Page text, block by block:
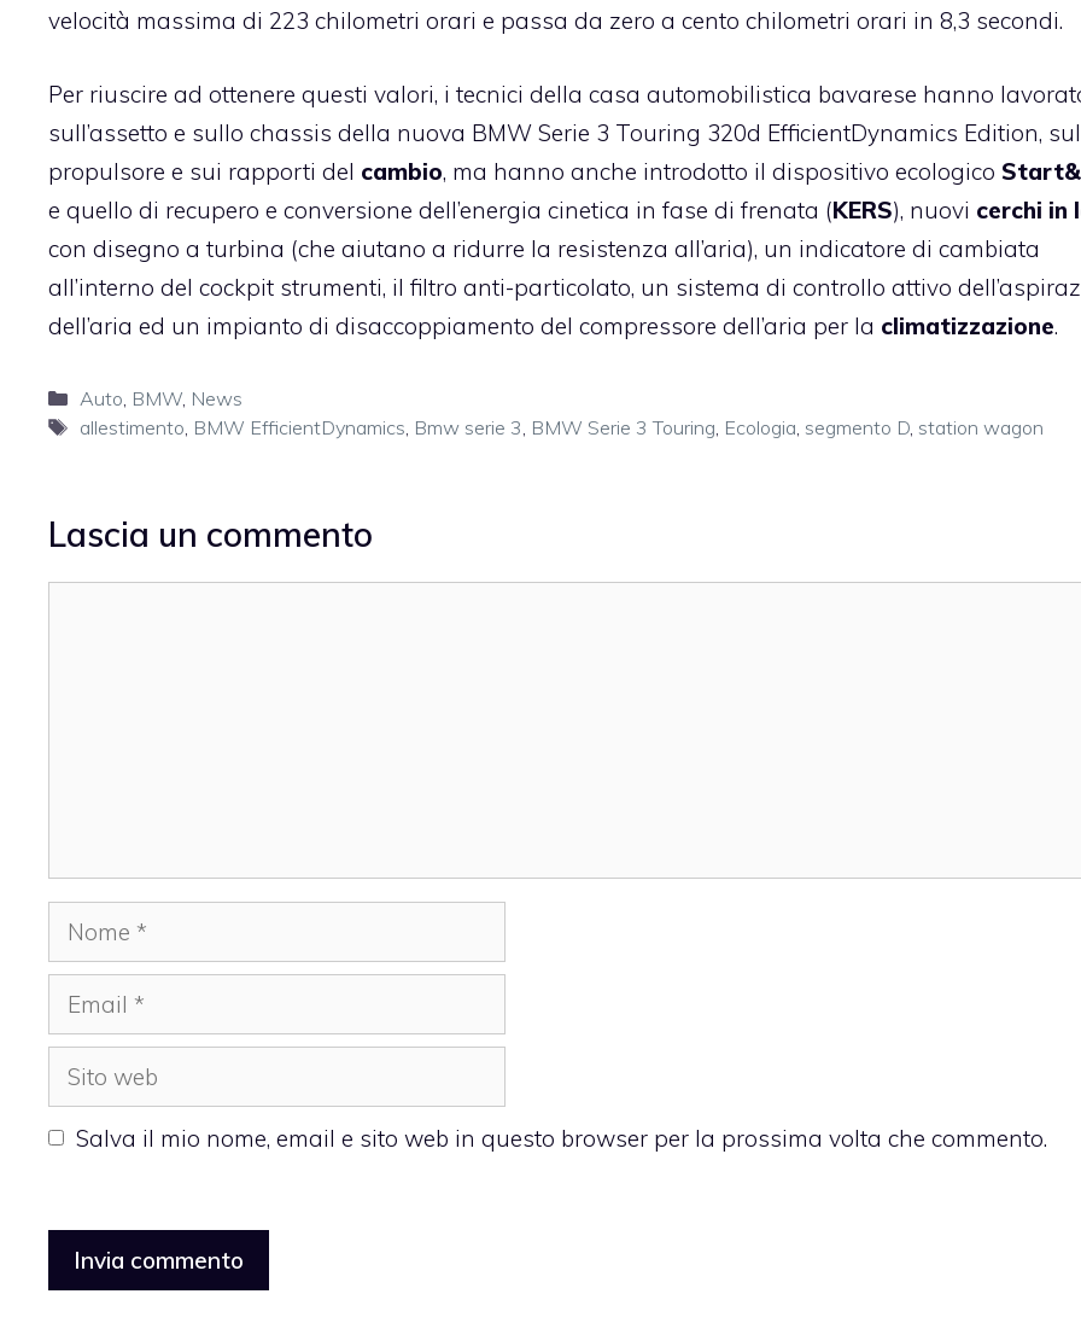
velocità massima di 223 chilometri orari e passa da zero a cento chilometri orari in 8,3 secondi.
Per riuscire ad ottenere questi valori, i tecnici della casa automobilistica bavarese hanno
sull’assetto e sullo chassis della nuova BMW Serie 3 Touring 320d EfficientDynamics Edition, sul
propulsore e sui rapporti del cambio, ma hanno anche introdotto il dispositivo ecologico
e quello di recupero e conversione dell’energia cinetica in fase di frenata (KERS), nuovi cerchi in
con disegno a turbina (che aiutano a ridurre la resistenza all’aria), un indicatore di cambiata
all’interno del cockpit strumenti, il filtro anti-particolato, un sistema di controllo attivo
dell’aria ed un impianto di disaccoppiamento del compressore dell’aria per la climatizzazione.
Categorie
Auto BMW, News
Tag
allestimento BMW EfficientDynamics Bmw serie 3 BMW Serie 3 Touring Ecologia segmento D, station wagon
Lascia un commento
Nome
Email
Sito
web
Salva il mio nome, email e sito web in questo browser per la prossima volta che commento.